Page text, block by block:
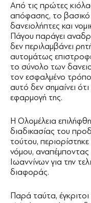
Από τις πρώτες
απόφασης, το
δανειολήπτες και
Πάγου παράγει
δεν περιλαμβάνει
αυτομάτως
το σύνολο των
τον εσφαλμένο
αυτό δεν σημαίνει
εφαρμογή της.
Η Ολομέλεια
διαδικασίας του
τούτου,
νόμου, αναπέμποντας
Ιωαννίνων για την
διαφοράς.
Παρά ταύτα, έγκριτοι